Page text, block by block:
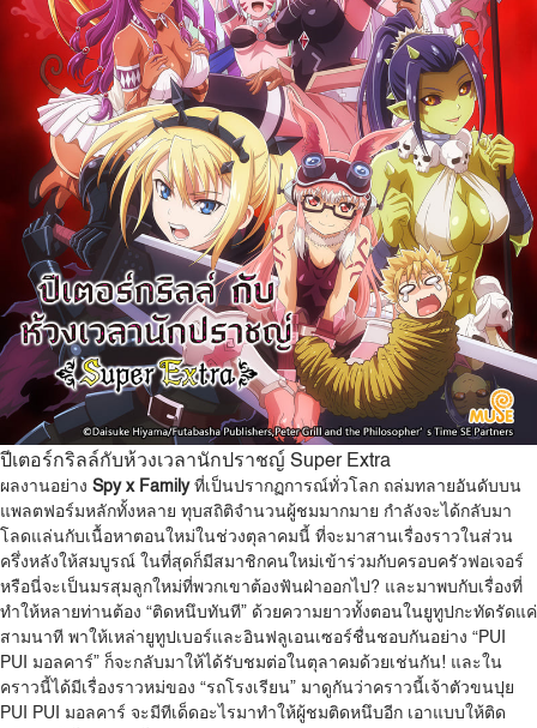
ปีเตอร์กริลล์กับห้วงเวลานักปราชญ์ Super Extra
ผลงานอย่าง Spy x Family ที่เป็นปรากฏการณ์ทั่วโลก ถล่มทลายอันดับบน
แพลตฟอร์มหลักทั้งหลาย ทุบสถิติจำนวนผู้ชมมากมาย กำลังจะได้กลับมา
โลดแล่นกับเนื้อหาตอนใหม่ในช่วงตุลาคมนี้ ที่จะมาสานเรื่องราวในส่วน
ครึ่งหลังให้สมบูรณ์ ในที่สุดก็มีสมาชิกคนใหม่เข้าร่วมกับครอบครัวฟอเจอร์
หรือนี่จะเป็นมรสุมลูกใหม่ที่พวกเขาต้องฟันฝ่าออกไป? และมาพบกับเรื่องที่
ทำให้หลายท่านต้อง “ติดหนึบทันที” ด้วยความยาวทั้งตอนในยูทูปกะทัดรัดแค่
สามนาที พาให้เหล่ายูทูปเบอร์และอินฟลูเอนเซอร์ชื่นชอบกันอย่าง “PUI
PUI มอลคาร์” ก็จะกลับมาให้ได้รับชมต่อในตุลาคมด้วยเช่นกัน! และใน
คราวนี้ได้มีเรื่องราวหม่ของ “รถโรงเรียน” มาดูกันว่าคราวนี้เจ้าตัวขนปุย
PUI PUI มอลคาร์ จะมีทีเด็ดอะไรมาทำให้ผู้ชมติดหนึบอีก เอาแบบให้ติด